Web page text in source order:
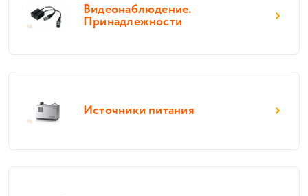
Видеонаблюдение.
Принадлежности
Источники питания